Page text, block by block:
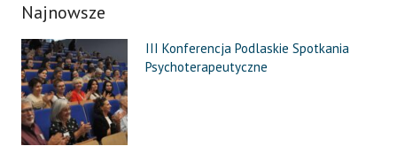
Najnowsze
III Konferencja Podlaskie Spotkania
Psychoterapeutyczne